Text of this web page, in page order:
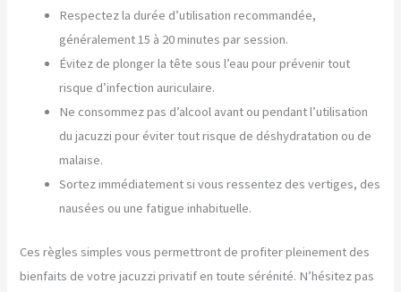
Respectez la durée d’utilisation recommandée,
généralement 15 à 20 minutes par session.
Évitez de plonger la tête sous l’eau pour prévenir tout
risque d’infection auriculaire.
Ne consommez pas d’alcool avant ou pendant l’utilisation
du jacuzzi pour éviter tout risque de déshydratation ou de
malaise.
Sortez immédiatement si vous ressentez des vertiges, des
nausées ou une fatigue inhabituelle.
Ces règles simples vous permettront de profiter pleinement des
bienfaits de votre jacuzzi privatif en toute sérénité. N’hésitez pas